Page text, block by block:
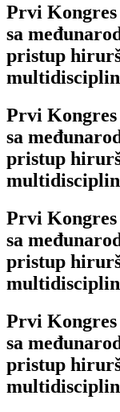
Prvi
sa
pristup
Prvi
sa
pristup
Prvi
sa
pristup
Prvi
sa
pristup